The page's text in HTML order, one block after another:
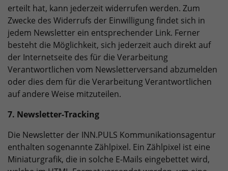
erteilt hat, kann jederzeit widerrufen werden. Zum
Zwecke des Widerrufs der Einwilligung findet sich in
jedem Newsletter ein entsprechender Link. Ferner
besteht die Möglichkeit, sich jederzeit auch direkt auf
der Internetseite des für die Verarbeitung
Verantwortlichen vom Newsletterversand abzumelden
oder dies dem für die Verarbeitung Verantwortlichen
auf andere Weise mitzuteilen.
7. Newsletter-Tracking
Die Newsletter der INN.PULS Kommunikationsagentur
enthalten sogenannte Zählpixel. Ein Zählpixel ist eine
Miniaturgrafik, die in solche E-Mails eingebettet wird,